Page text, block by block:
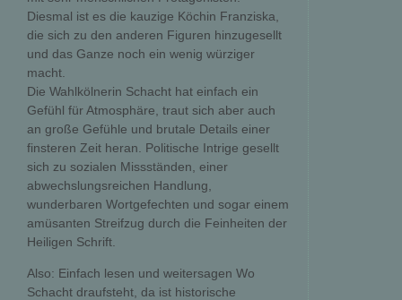
Diesmal ist es die kauzige Köchin Franziska,
die sich zu den anderen Figuren hinzugesellt
und das Ganze noch ein wenig würziger
macht.
Die Wahlkölnerin Schacht hat einfach ein
Gefühl für Atmosphäre, traut sich aber auch
an große Gefühle und brutale Details einer
finsteren Zeit heran. Politische Intrige gesellt
sich zu sozialen Missständen, einer
abwechslungsreichen Handlung,
wunderbaren Wortgefechten und sogar einem
amüsanten Streifzug durch die Feinheiten der
Heiligen Schrift.
Also: Einfach lesen und weitersagen Wo
Schacht draufsteht, da ist historische